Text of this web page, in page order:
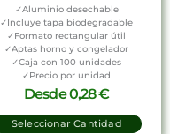
✓Aluminio desechable
✓Incluye tapa biodegradable
✓Formato rectangular útil
✓Aptas horno y congelador
✓Caja con 100 unidades
✓Precio por unidad
Desde0,28€
Seleccionar Cantidad